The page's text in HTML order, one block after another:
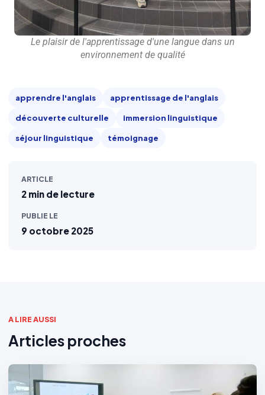
Le plaisir de l'apprentissage d'une langue dans un
environnement de qualité
apprendre l'anglais
apprentissage de l'anglais
découverte culturelle
immersion linguistique
séjour linguistique
témoignage
ARTICLE
2 min de lecture
PUBLIE LE
9 octobre 2025
A LIRE AUSSI
Articles proches